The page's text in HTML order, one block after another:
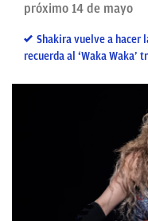
próximo 14 de mayo
Shakira vuelve a hacer
recuerda al ‘Waka Waka’